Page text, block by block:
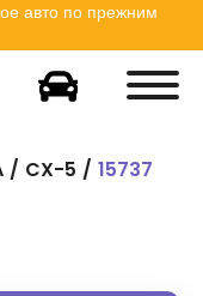
авто по прежним
CX-5 15737